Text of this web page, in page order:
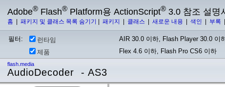
Adobe® Flash® Platform용 ActionScript® 3.0 참조 설명
홈 패키지 및 클래스 목록 숨기기 패키지 클래스 새로운 내용 색인 부록
필터: 런타임
AIR 30.0 이하, Flash Player 30.0 이
제품
Flex 4.6 이하, Flash Pro CS6 이하
flash.media
AudioDecoder - AS3